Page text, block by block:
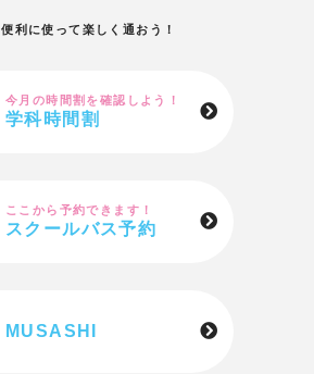
便利に使って楽しく通おう！
今月の時間割を確認しよう！
学科時間割
ここから予約できます！
スクールバス予約
MUSASHI